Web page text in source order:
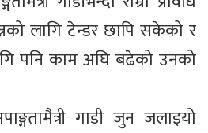
लागि टेन्डर छापि सकेको र
पनि काम अघि बढेको उनको
गाडी जुन जलाइयो